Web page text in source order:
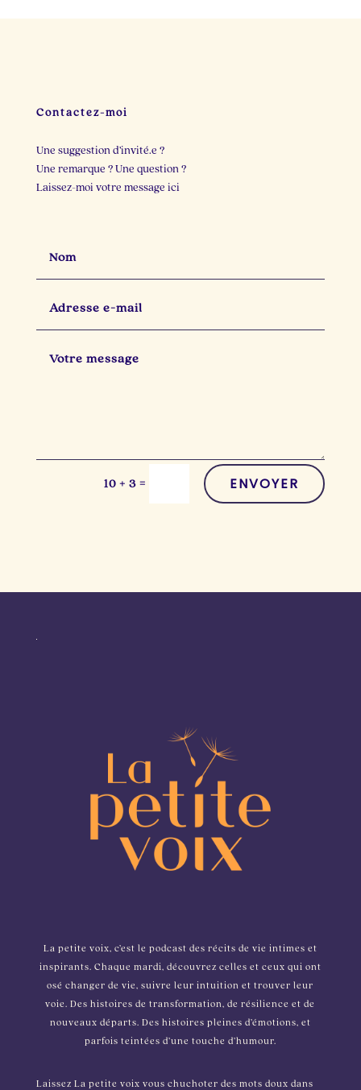
Contactez-moi
Une suggestion d’invité.e ?
Une remarque ? Une question ?
Laissez-moi votre message ici
10 + 3 = ENVOYER
La petite voix, c’est le podcast des récits de vie intimes et
inspirants. Chaque mardi, découvrez celles et ceux qui ont
osé changer de vie, suivre leur intuition et trouver leur
voie. Des histoires de transformation, de résilience et de
nouveaux départs. Des histoires pleines d’émotions, et
parfois teintées d’une touche d’humour.
Laissez La petite voix vous chuchoter des mots doux dans